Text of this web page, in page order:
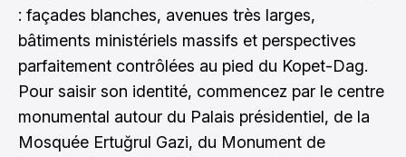
: façades blanches, avenues très larges,
bâtiments ministériels massifs et perspectives
parfaitement contrôlées au pied du Kopet-Dag.
Pour saisir son identité, commencez par le centre
monumental autour du Palais présidentiel, de la
Mosquée Ertuğrul Gazi, du Monument de